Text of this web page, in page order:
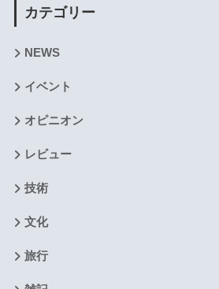
カテゴリー
NEWS
イベント
オピニオン
レビュー
技術
文化
旅行